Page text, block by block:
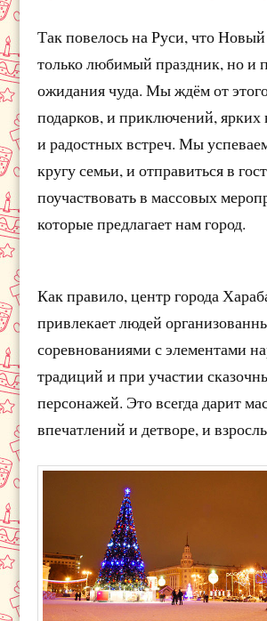
Так повелось на Руси, что Новый
только любимый праздник, но и
ожидания чуда. Мы ждём от
подарков, и приключений, ярких
и радостных встреч. Мы
кругу семьи, и отправиться в
поучаствовать в массовых
которые предлагает нам город.
Как правило, центр города
привлекает людей
соревнованиями с элементами
традиций и при участии
персонажей. Это всегда дарит
впечатлений и детворе, и